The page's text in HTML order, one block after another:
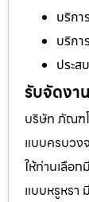
บริก
บริก
ประ
รับจัดงา
บริษัท ภัณฑ
แบบครบวง
ให้ท่านเลือ
แบบหรูหรา